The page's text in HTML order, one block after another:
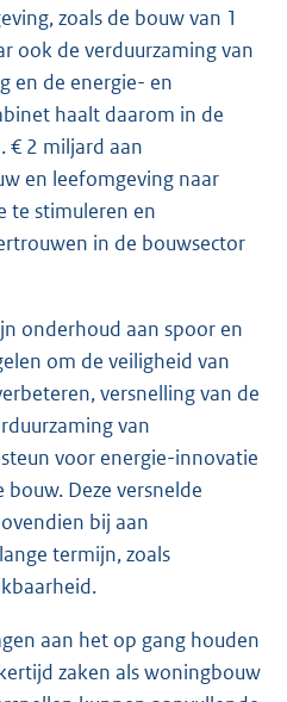
zoals de bouw van 1
ook de verduurzaming van
en de energie- en
haalt daarom in de
€ 2 miljard aan
en leefomgeving naar
te stimuleren en
in de bouwsector
onderhoud aan spoor en
om de veiligheid van
versnelling van de
van
voor energie-innovatie
Deze versnelde
bij aan
termijn, zoals
aan het op gang houden
zaken als woningbouw